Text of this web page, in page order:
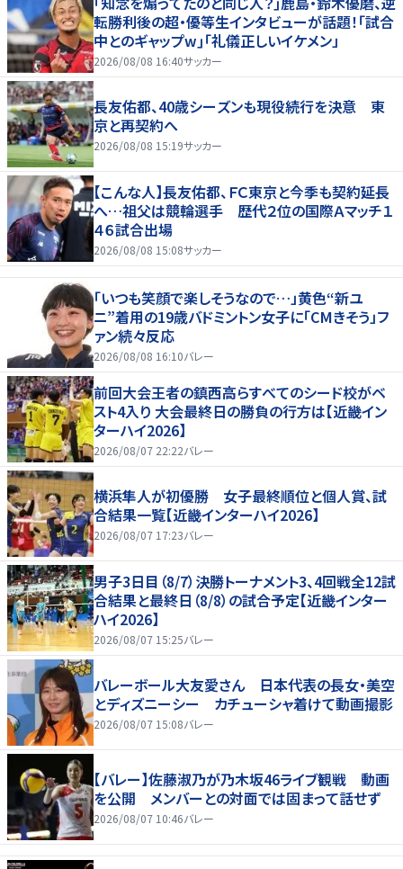
転勝利後の超・優等生インタビューが話題！｢試合
中とのギャップw｣｢礼儀正しいイケメン」
2026/08/08 16:40サッカー
長友佑都、40歳シーズンも現役続行を決意 東
京と再契約へ
2026/08/08 15:19サッカー
【こんな人】長友佑都、ＦＣ東京と今季も契約延長
へ…祖父は競輪選手 歴代２位の国際Ａマッチ１
４６試合出場
2026/08/08 15:08サッカー
「いつも笑顔で楽しそうなので…」黄色“新ユ
ニ”着用の19歳バドミントン女子に「CMきそう」フ
ァン続々反応
2026/08/08 16:10バレー
前回大会王者の鎮西高らすべてのシード校がベ
スト4入り 大会最終日の勝負の行方は【近畿イン
ターハイ2026】
2026/08/07 22:22バレー
横浜隼人が初優勝 女子最終順位と個人賞、試
合結果一覧【近畿インターハイ2026】
2026/08/07 17:23バレー
男子3日目（8/7）決勝トーナメント3、4回戦全12試
合結果と最終日（8/8）の試合予定【近畿インター
ハイ2026】
2026/08/07 15:25バレー
バレーボール大友愛さん 日本代表の長女・美空
とディズニーシー カチューシャ着けて動画撮影
2026/08/07 15:08バレー
【バレー】佐藤淑乃が乃木坂46ライブ観戦 動画
を公開 メンバーとの対面では固まって話せず
2026/08/07 10:46バレー